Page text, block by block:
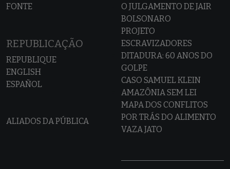
FONTE
REPUBLICAÇÃO
REPUBLIQUE
ENGLISH
ESPAÑOL
ALIADOS DA PÚBLICA
O JULGAMENTO DE JAIR
BOLSONARO
PROJETO
ESCRAVIZADORES
DITADURA: 60 ANOS DO
GOLPE
CASO SAMUEL KLEIN
AMAZÔNIA SEM LEI
MAPA DOS CONFLITOS
POR TRÁS DO ALIMENTO
VAZA JATO